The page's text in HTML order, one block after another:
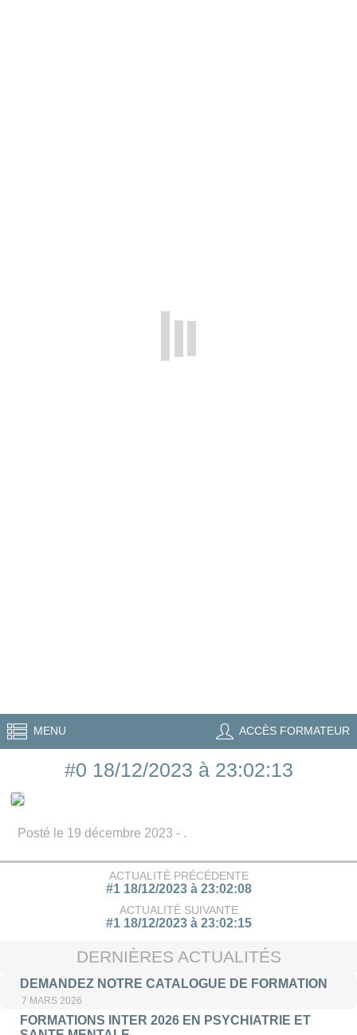
MENU ACCÈS FORMATEUR
#0 18/12/2023 à 23:02:13
Posté le 19 décembre 2023 - .
ACTUALITÉ PRÉCÉDENTE
#1 18/12/2023 à 23:02:08
ACTUALITÉ SUIVANTE
#1 18/12/2023 à 23:02:15
DERNIÈRES ACTUALITÉS
DEMANDEZ NOTRE CATALOGUE DE FORMATION
7 MARS 2026
FORMATIONS INTER 2026 EN PSYCHIATRIE ET